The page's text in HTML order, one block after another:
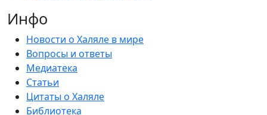
Инфо
Новости о Халяле в мире
Вопросы и ответы
Медиатека
Статьи
Цитаты о Халяле
Библиотека